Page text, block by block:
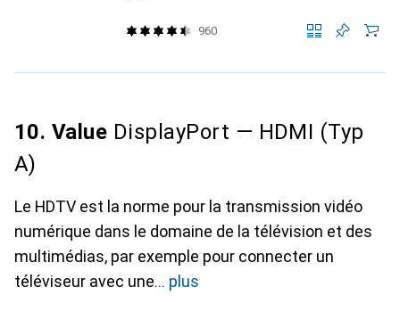
960
10. Value DisplayPort — HDMI (Typ
A)
Le HDTV est la norme pour la transmission vidéo
numérique dans le domaine de la télévision et des
multimédias, par exemple pour connecter un
téléviseur avec une
plus